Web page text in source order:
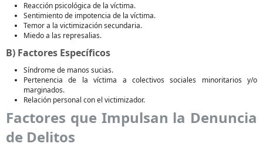
Reacción psicológica de la víctima.
Sentimiento de impotencia de la víctima.
Temor a la victimización secundaria.
Miedo a las represalias.
B) Factores Específicos
Síndrome de manos sucias.
Pertenencia de la víctima a colectivos sociales minoritarios y/o
marginados.
Relación personal con el victimizador.
Factores que Impulsan la Denuncia
de Delitos